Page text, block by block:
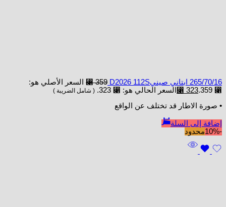
265/70/16 ابتاني صينيD2026 112S ⃁359
السعر الأصلي هو:
⃁ 359.
⃁ 323 السعر الحالي هو: ⃁ 323. ( شامل الضريبة )
• صورة الاطار قد تختلف عن الواقع
إضافة إلى السلة
-10%
محدود